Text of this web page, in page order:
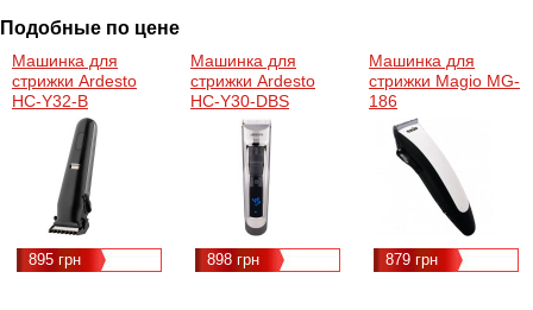
Подобные по цене
Машинка для
стрижки Ardesto
HC-Y32-B
895 грн
Машинка для
стрижки Ardesto
HC-Y30-DBS
898 грн
Машинка для
стрижки Magio MG-
186
879 грн